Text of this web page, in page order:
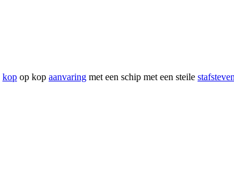
kop op kop aanvaring met een schip met een steile stafsteven